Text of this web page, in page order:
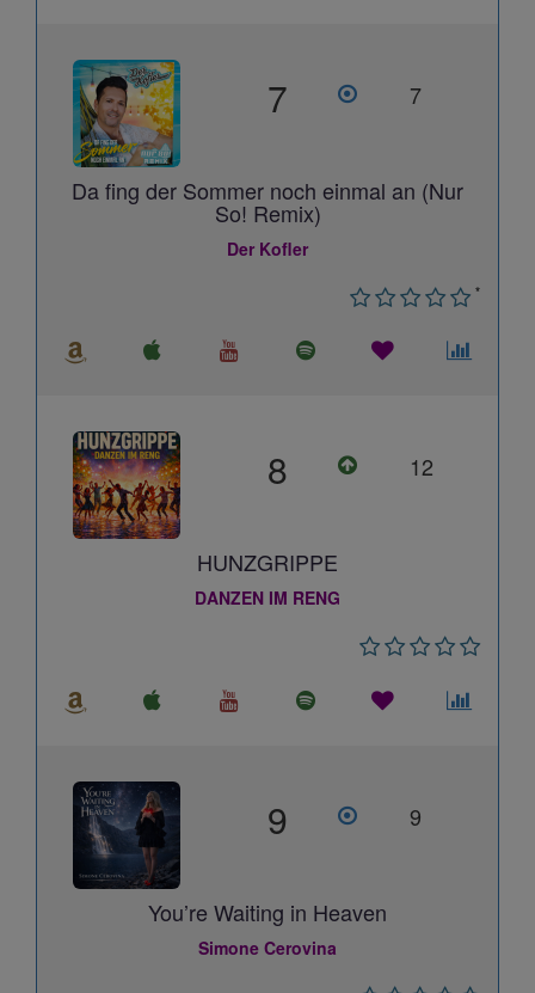
7 7
Da fing der Sommer noch einmal an (Nur
So! Remix)
Der Kofler
*
8 12
HUNZGRIPPE
DANZEN IM RENG
9 9
You’re Waiting in Heaven
Simone Cerovina